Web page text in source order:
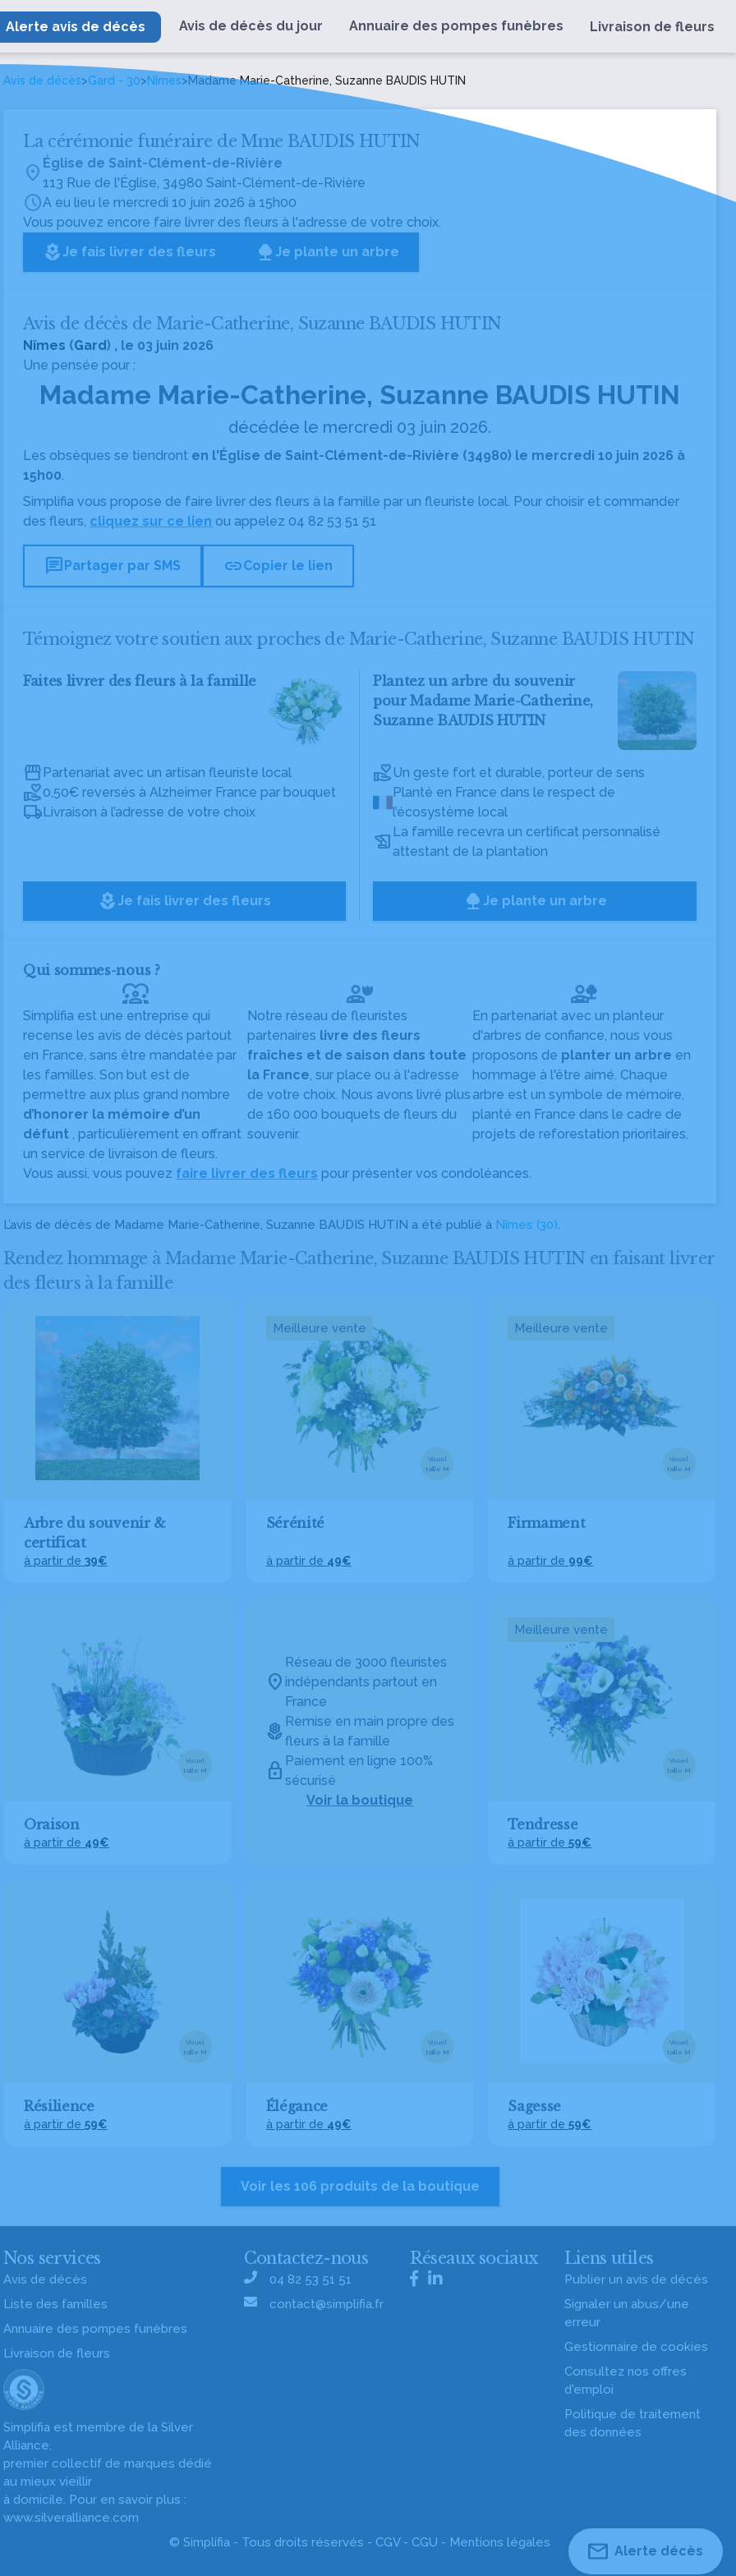
Alerte avis de décès Avis de décès du jour Annuaire des pompes funèbres Livraison de fleurs
Avis de décès>Gard - 30>Nîmes>Madame Marie-Catherine, Suzanne BAUDIS HUTIN
La cérémonie funéraire de Mme BAUDIS HUTIN
location_on Église de Saint-Clément-de-Rivière
113 Rue de l'Église, 34980 Saint-Clément-de-Rivière
scheduleA eu lieu le mercredi 10 juin 2026 à 15h00
Vous pouvez encore faire livrer des fleurs à l'adresse de votre choix.
local_florist Je fais livrer des fleurs Je plante un arbre
Avis de décès de Marie-Catherine, Suzanne BAUDIS HUTIN
Nîmes (Gard) , le 03 juin 2026
Une pensée pour :
Madame Marie-Catherine, Suzanne BAUDIS HUTIN
décédée le mercredi 03 juin 2026.
Les obsèques se tiendront en l'Église de Saint-Clément-de-Rivière (34980) le mercredi 10 juin 2026 à
15h00.
Simplifia vous propose de faire livrer des fleurs à la famille par un fleuriste local. Pour choisir et commander
des fleurs, cliquez sur ce lien ou appelez 04 82 53 51 51
chatPartager par SMS linkCopier le lien
Témoignez votre soutien aux proches de Marie-Catherine, Suzanne BAUDIS HUTIN
Faites livrer des fleurs à la famille
Partenariat avec un artisan fleuriste local
0,50€ reversés à Alzheimer France par bouquet
Livraison à l’adresse de votre choix
local_florist Je fais livrer des fleurs
Plantez un arbre du souvenir
pour Madame Marie-Catherine,
Suzanne BAUDIS HUTIN
Un geste fort et durable, porteur de sens
Planté en France dans le respect de
l’écosystème local
La famille recevra un certificat personnalisé
attestant de la plantation
Je plante un arbre
Qui sommes-nous ?
diversity_1
Simplifia est une entreprise qui
recense les avis de décès partout
en France, sans être mandatée par
les familles. Son but est de
permettre aux plus grand nombre
d’honorer la mémoire d’un
défunt , particulièrement en offrant
un service de livraison de fleurs.
Notre réseau de fleuristes
partenaires livre des fleurs
fraîches et de saison dans toute
la France, sur place ou à l'adresse
de votre choix. Nous avons livré plus
de 160 000 bouquets de fleurs du
souvenir.
En partenariat avec un planteur
d'arbres de confiance, nous vous
proposons de planter un arbre en
hommage à l'être aimé. Chaque
arbre est un symbole de mémoire,
planté en France dans le cadre de
projets de reforestation prioritaires.
Vous aussi, vous pouvez faire livrer des fleurs pour présenter vos condoléances.
L’avis de décès de Madame Marie-Catherine, Suzanne BAUDIS HUTIN a été publié à Nîmes (30).
Rendez hommage à Madame Marie-Catherine, Suzanne BAUDIS HUTIN en faisant livrer
des fleurs à la famille
Réseau de 3000 fleuristes
indépendants partout en
France
Remise en main propre des
fleurs à la famille
Paiement en ligne 100%
sécurisé
Voir la boutique
Arbre du souvenir &
certificat
à partir de 39€
Meilleure vente
Visuel
taille M
Sérénité
à partir de 49€
Meilleure vente
Visuel
taille M
Firmament
à partir de 99€
Visuel
taille M
Oraison
à partir de 49€
Meilleure vente
Visuel
taille M
Tendresse
à partir de59€
Visuel
taille M
Résilience
à partir de 59€
Visuel
taille M
Élégance
à partir de 49€
Visuel
taille M
Sagesse
à partir de59€
Voir les 106 produits de la boutique
Alerte décès
Nos services
Avis de décès
Liste des familles
Annuaire des pompes funèbres
Livraison de fleurs
Simplifia est membre de la Silver
Alliance,
premier collectif de marques dédié
au mieux vieillir
à domicile. Pour en savoir plus :
www.silveralliance.com
Contactez-nous
04 82 53 51 51
contact@simplifia.fr
Réseaux sociaux Liens utiles
Publier un avis de décès
Signaler un abus/une
erreur
Gestionnaire de cookies
Consultez nos offres
d'emploi
Politique de traitement
des données
© Simplifia - Tous droits réservés - CGV- CGU - Mentions légales